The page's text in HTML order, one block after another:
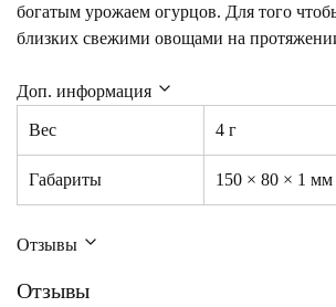
богатым урожаем огурцов. Для того
близких свежими овощами на
Доп. информация
Вес 4 г
Габариты 150 × 80 × 1 мм
Отзывы
Отзывы